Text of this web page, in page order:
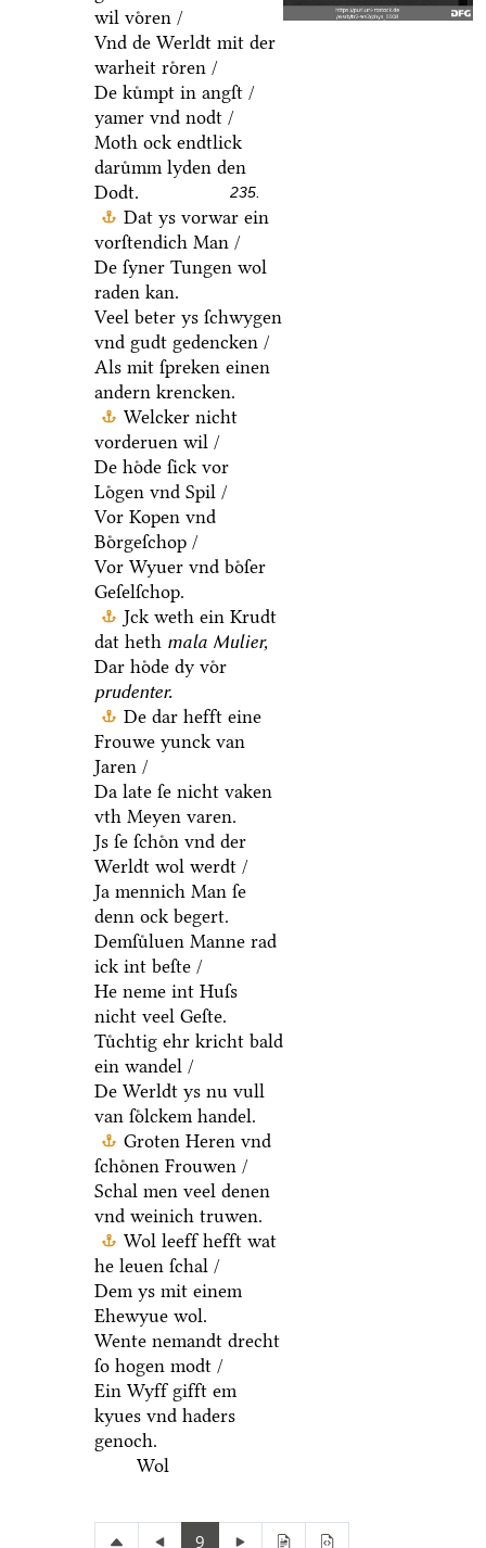
wil voͤren /
Vnd de Werldt mit der
warheit roͤren /
De kuͤmpt in angſt /
yamer vnd nodt /
Moth ock endtlick
daruͤmm lyden den
Dodt.
235.
Dat ys vorwar ein
vorſtendich Man /
De ſyner Tungen wol
raden kan.
Veel beter ys ſchwygen
vnd gudt gedencken /
Als mit ſpreken einen
andern krencken.
Welcker nicht
vorderuen wil /
De hoͤde ſick vor
Loͤgen vnd Spil /
Vor Kopen vnd
Boͤrgeſchop /
Vor Wyuer vnd boͤſer
Geſelſchop.
Jck weth ein Krudt
dat heth mala Mulier,
Dar hoͤde dy voͤr
prudenter.
De dar hefft eine
Frouwe yunck van
Jaren /
Da late ſe nicht vaken
vth Meyen varen.
Js ſe ſchoͤn vnd der
Werldt wol werdt /
Ja mennich Man ſe
denn ock begert.
Demſuͤluen Manne rad
ick int beſte /
He neme int Huſs
nicht veel Geſte.
Tuͤchtig ehr kricht bald
ein wandel /
De Werldt ys nu vull
van ſoͤlckem handel.
Groten Heren vnd
ſchoͤnen Frouwen /
Schal men veel denen
vnd weinich truwen.
Wol leeff hefft wat
he leuen ſchal /
Dem ys mit einem
Ehewyue wol.
Wente nemandt drecht
ſo hogen modt /
Ein Wyff gifft em
kyues vnd haders
genoch.
Wol
9